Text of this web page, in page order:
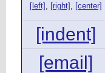
[left] , [right] , [center]
[indent]
[email]